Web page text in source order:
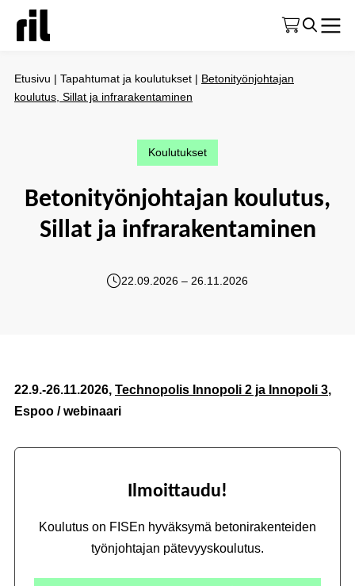
Etusivu | Tapahtumat ja koulutukset | Betonityönjohtajan
koulutus, Sillat ja infrarakentaminen
Koulutukset
Betonityönjohtajan koulutus,
Sillat ja infrarakentaminen
22.09.2026 – 26.11.2026
22.9.-26.11.2026, Technopolis Innopoli 2 ja Innopoli 3,
Espoo / webinaari
Ilmoittaudu!
Koulutus on FISEn hyväksymä betonirakenteiden
työnjohtajan pätevyyskoulutus.